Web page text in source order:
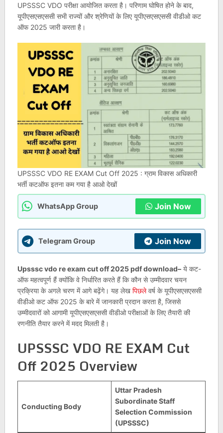
UPSSSC VDO परीक्षा आयोजित करता है। परिणाम घोषित होने के बाद,
यूपीएसएसएससी सभी राज्यों और श्रेणियों के लिए यूपीएसएसएससी वीडीओ कट
ऑफ 2025 जारी करता है।
UPSSSC VDO RE EXAM Cut Off 2025 : ग्राम विकास अधिकारी
भर्ती कटऑफ इतना कम गया है आओ देखों
WhatsApp Group Join Now
Telegram Group Join Now
Upsssc vdo re exam cut off 2025 pdf download–ये कट-
ऑफ महत्वपूर्ण हैं क्योंकि वे निर्धारित करते हैं कि कौन से उम्मीदवार चयन
प्रक्रिया के अगले चरण में आगे बढ़ेंगे। यह लेखपिछलेवर्ष के यूपीएसएसएससी
वीडीओ कट ऑफ 2025 के बारे में जानकारी प्रदान करता है, जिससे
उम्मीदवारों को आगामी यूपीएसएसएससी वीडीओ परीक्षाओं के लिए तैयारी की
रणनीति तैयार करने में मदद मिलती है।
UPSSSC VDO RE EXAM Cut
Off 2025 Overview
Conducting Body
Uttar Pradesh
Subordinate Staff
Selection Commission
(UPSSSC)